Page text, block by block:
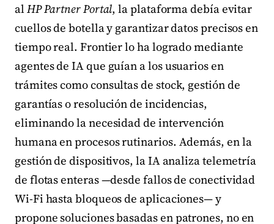
alHP Partner Portal, la plataforma debía evitar
cuellos de botella y garantizar datos precisos en
tiempo real. Frontier lo ha logrado mediante
agentes de IA que guían a los usuarios en
trámites como consultas de stock, gestión de
garantías o resolución de incidencias,
eliminando la necesidad de intervención
humana en procesos rutinarios. Además, en la
gestión de dispositivos, la IA analiza telemetría
de flotas enteras —desde fallos de conectividad
Wi-Fi hasta bloqueos de aplicaciones— y
propone soluciones basadas en patrones, no en